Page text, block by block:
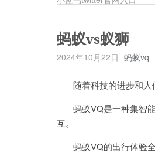
蚂蚁vs蚁狮
2024年10月22日 蚂蚁vq
随着科技的进步和人
蚂蚁VQ是一种集智能
互。
蚂蚁VQ的出行体验全